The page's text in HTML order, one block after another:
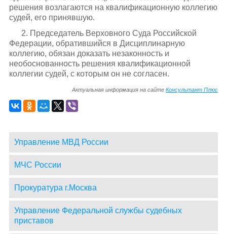
решения возлагаются на квалификационную коллегию
судей, его принявшую.
2. Председатель Верховного Суда Российской
Федерации, обратившийся в Дисциплинарную
коллегию, обязан доказать незаконность и
необоснованность решения квалификационной
коллегии судей, с которым он не согласен.
Актуальная информация на сайтеКонсультант Плюс
Управление МВД России
МЧС России
Прокуратура г.Москва
Управление Федеральной службы судебных
приставов